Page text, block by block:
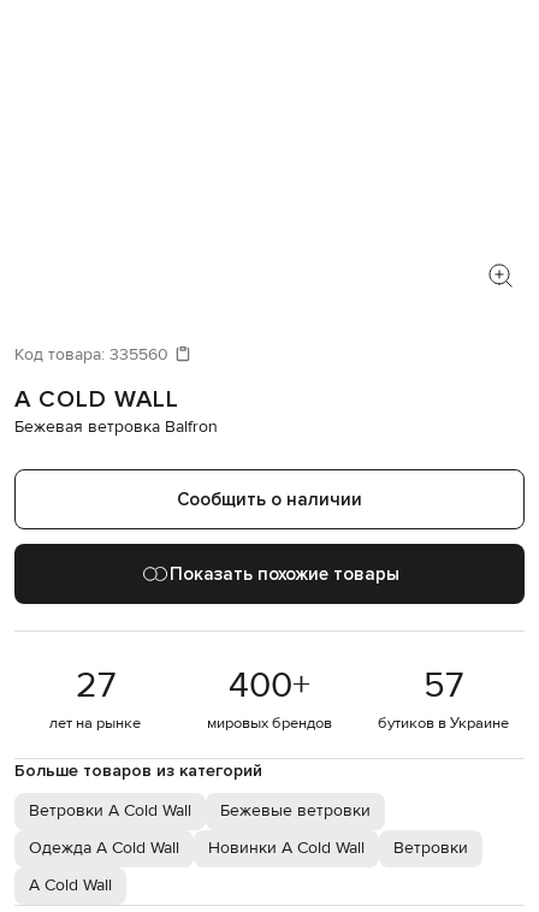
Код товара: 335560
A COLD WALL
Бежевая ветровка Balfron
Сообщить о наличии
Показать похожие товары
27
лет на рынке
400+
мировых брендов
57
бутиков в Украине
Больше товаров из категорий
Ветровки A Cold Wall
Бежевые ветровки
Одежда A Cold Wall
Новинки A Cold Wall
Ветровки
A Cold Wall